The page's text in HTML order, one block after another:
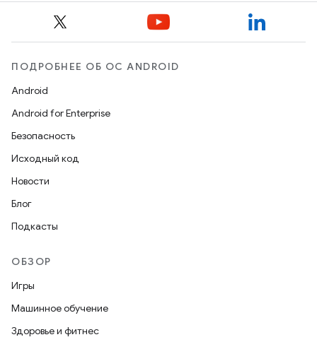
ПОДРОБНЕЕ ОБ ОС ANDROID
Android
Android for Enterprise
Безопасность
Исходный код
Новости
Блог
Подкасты
ОБЗОР
Игры
Машинное обучение
Здоровье и фитнес